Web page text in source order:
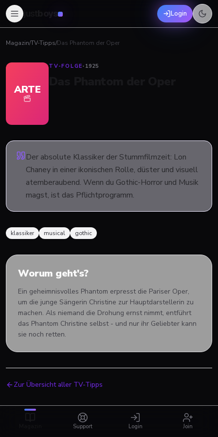
boys Login
Magazin/TV-Tipps/Das Phantom der Oper
ARTE
TV-FOLGE· 1925
Der absolute Klassiker der Stummfilmzeit: Lon
Chaney in einer ikonischen Rolle, düster und visuell
atemberaubend. Wenn du Gothic-Horror und Musik
magst, ist das Pflichtprogramm.
klassiker musical gothic
Worum geht's?
Ein geheimnisvolles Phantom erpresst die Pariser Oper,
um die junge Sängerin Christine zur Hauptdarstellerin zu
machen. Als niemand die Drohung ernst nimmt, entführt
das Phantom Christine selbst - und nur ihr Geliebter kann
sie noch retten.
Zur Übersicht aller TV-Tipps
Support Login Join